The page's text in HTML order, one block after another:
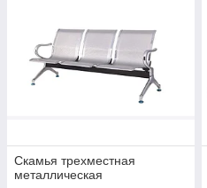
Скамья трехместная
металлическая